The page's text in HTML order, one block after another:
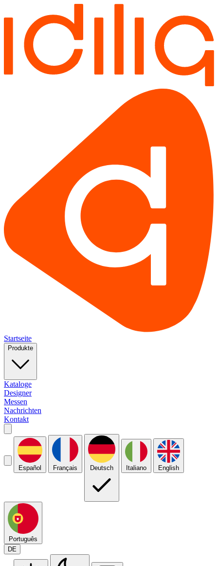
Startseite
Produkte
Kataloge
Designer
Messen
Nachrichten
Kontakt
Español Français Deutsch Italiano English
Português
DE